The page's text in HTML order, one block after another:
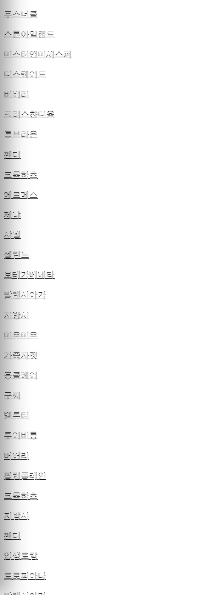
무스너클
스톤아일랜드
미스터앤미세스퍼
디스퀘어드
버버리
크리스챤디올
톰브라운
펜디
크롬하츠
에르메스
제냐
샤넬
셀린느
보테가베네타
발렌시아가
지방시
미우미우
가죽자켓
몽클레어
구찌
벨루티
루이비통
버버리
필립플레인
크롬하츠
지방시
펜디
입생로랑
로로피아나